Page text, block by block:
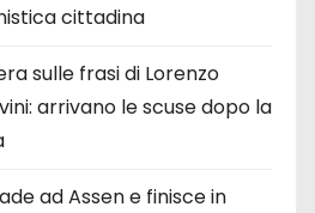
cittadina
sulle frasi di Lorenzo
arrivano le scuse dopo la
ad Assen e finisce in